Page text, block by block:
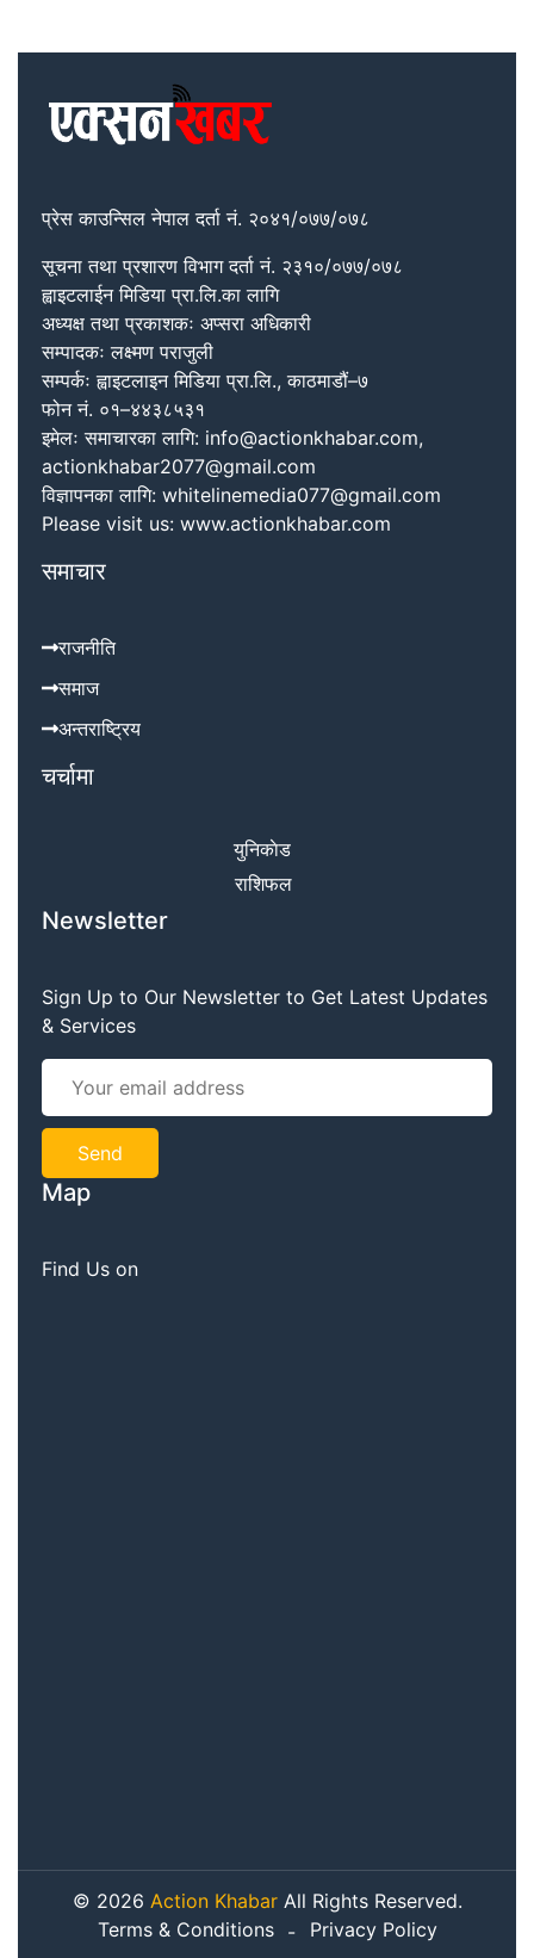
प्रेस काउन्सिल नेपाल दर्ता नं. २०४१/०७७/०७८
सूचना तथा प्रशारण विभाग दर्ता नं. २३१०/०७७/०७८
ह्वाइटलाईन मिडिया प्रा.लि.का लागि
अध्यक्ष तथा प्रकाशकः अप्सरा अधिकारी
सम्पादकः लक्ष्मण पराजुली
सम्पर्कः ह्वाइटलाइन मिडिया प्रा.लि., काठमाडौं–७
फोन नं. ०१–४४३८५३१
इमेलः समाचारका लागि: info@actionkhabar.com,
actionkhabar2077@gmail.com
विज्ञापनका लागि: whitelinemedia077@gmail.com
Please visit us: www.actionkhabar.com
समाचार
राजनीति
समाज
अन्तराष्ट्रिय
चर्चामा
युनिकाेड
राशिफल
Newsletter
Sign Up to Our Newsletter to Get Latest Updates
& Services
Map
Find Us on
© 2026 Action KhabarAll Rights Reserved.
Terms & Conditions
Privacy Policy